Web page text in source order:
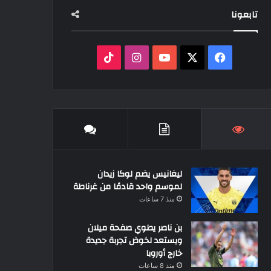
تابعونا
فيسبوك ‫YouTubeانستقرام
ليغانيس يضم لوكا زيدان
لموسم واحد قادمًا من غرناطة
منذ 7 ساعات
بن ناصر يطوي صفحة ميلان
ويستعد لخوض تجربة جديدة
خارج أوروبا
منذ 8 ساعات